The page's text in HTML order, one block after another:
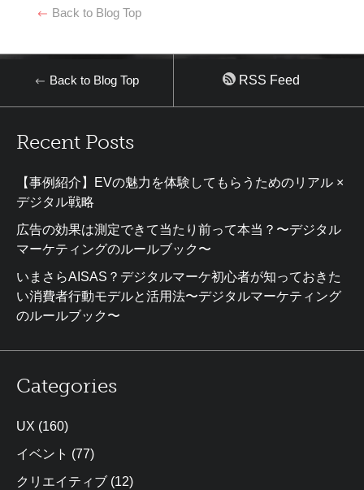
Back to Blog Top
Back to Blog Top RSS Feed
Recent Posts
【事例紹介】EVの魅力を体験してもらうためのリアル ×
デジタル戦略
広告の効果は測定できて当たり前って本当？〜デジタル
マーケティングのルールブック〜
いまさらAISAS？デジタルマーケ初心者が知っておきた
い消費者行動モデルと活用法〜デジタルマーケティング
のルールブック〜
Categories
UX (160)
イベント (77)
クリエイティブ (12)